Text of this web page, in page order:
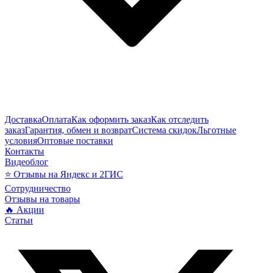
ДоставкаОплатаКак оформить заказКак отследить
заказГарантия, обмен и возвратСистема скидокЛьготные
условияОптовые поставки
Контакты
Видеоблог
⭐ Отзывы на Яндекс и 2ГИС
Сотрудничество
Отзывы на товары
🔥 Акции
Статьи